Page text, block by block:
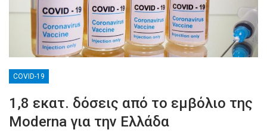
COVID-19
1,8 εκατ. δόσεις από το εμβόλιο της
Moderna για την Ελλάδα